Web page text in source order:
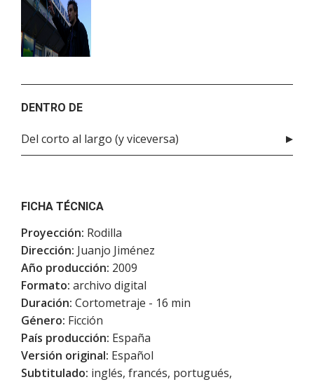
DENTRO DE
Del corto al largo (y viceversa)
FICHA TÉCNICA
Proyección: Rodilla
Dirección: Juanjo Jiménez
Año producción: 2009
Formato: archivo digital
Duración: Cortometraje - 16 min
Género: Ficción
País producción: España
Versión original: Español
Subtitulado: inglés, francés, portugués,